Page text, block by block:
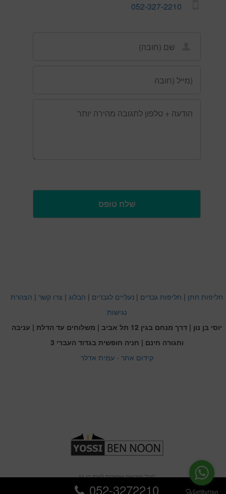
052-3272210
052-327-2210
חליפות חתן | חליפות גברים | נעליים לגברים | הבלוג | צרו קשר | הצהרת
נגישות
יוסי בן נון | דרך מנחם בגין 12 תל אביב | משלוחים עד הדלת | עניבה
וחגורה חינם | חניה חופשית בגדוד העברי 3
קידום אתר - עמית אדלר
כל הזכויות שמורות ליוסי בן נון©